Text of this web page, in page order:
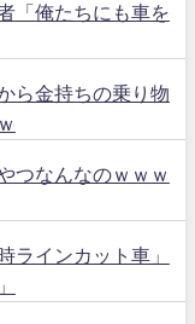
「俺たちにも車を
ら金持ちの乗り物
つなんなのｗｗｗ
ラインカット車」